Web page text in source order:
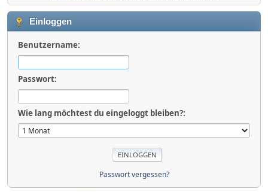
Einloggen
Benutzername:
Passwort:
Wie lang möchtest du eingeloggt bleiben?:
Passwort vergessen?